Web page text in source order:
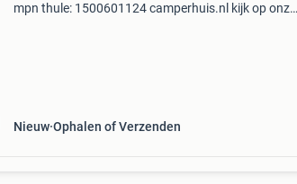
mpn thule: 1500601124 camperhuis.nl kijk op onze
Nieuw Ophalen of Verzenden